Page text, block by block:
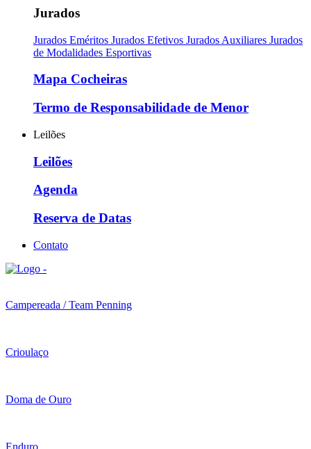
Jurados
Jurados Eméritos Jurados Efetivos Jurados Auxiliares Jurados
de Modalidades Esportivas
Mapa Cocheiras
Termo de Responsabilidade de Menor
Leilões
Leilões
Agenda
Reserva de Datas
Contato
Campereada / Team Penning
Crioulaço
Doma de Ouro
Enduro